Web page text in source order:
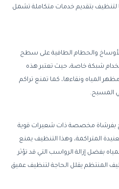
لتنظيف بتقديم خدمات متكاملة تشمل
والحطام الطافية على سطح
شبكة خاصة، حيث تعتبر هذه
المياه ونقاءها، كما تمنع تراكم
المسبح.
بفرشاة مخصصة ذات شعيرات قوية
المتراكمة، وهذا التنظيف يمنع
بفضل إزالة الرواسب التي قد تؤثر
المنتظم يقلل الحاجة لتنظيف عميق